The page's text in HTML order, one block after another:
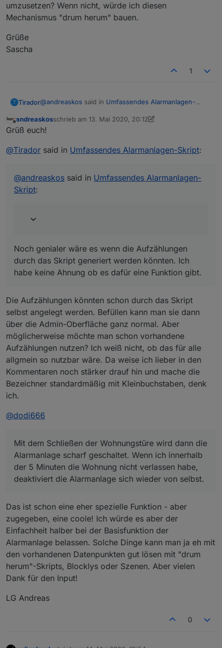
umzusetzen? Wenn nicht, würde ich diesen
Mechanismus "drum herum" bauen.
Grüße
Sascha
1
T Tirador@andreaskos said in Umfassendes Alarmanlagen-
Aufzählungen im Skript ändern auf:
Ich sollte diese Standard-Einstellungen vielleicht
Noch genialer wäre es wenn die Aufzählungen durch
das Skript generiert werden könnten. Ich habe keine
Offline
andreaskosschrieb am 13. Mai 2020, 20:12
zuletzt editiert von andreaskos
Grüß euch!
@Tirador said in Umfassendes Alarmanlagen-Skript:
@andreaskos said in Umfassendes Alarmanlagen-
Skript:
Noch genialer wäre es wenn die Aufzählungen
durch das Skript generiert werden könnten. Ich
habe keine Ahnung ob es dafür eine Funktion gibt.
Die Aufzählungen könnten schon durch das Skript
selbst angelegt werden. Befüllen kann man sie dann
über die Admin-Oberfläche ganz normal. Aber
möglicherweise möchte man schon vorhandene
Aufzählungen nutzen? Ich weiß nicht, ob das für alle
allgmein so nutzbar wäre. Da weise ich lieber in den
Kommentaren noch stärker drauf hin und mache die
Bezeichner standardmäßig mit Kleinbuchstaben, denk
ich.
@dodi666
Mit dem Schließen der Wohnungstüre wird dann die
Alarmanlage scharf geschaltet. Wenn ich innerhalb
der 5 Minuten die Wohnung nicht verlassen habe,
deaktiviert die Alarmanlage sich wieder von selbst.
Das ist schon eine eher spezielle Funktion - aber
zugegeben, eine coole! Ich würde es aber der
Einfachheit halber bei der Basisfunktion der
Alarmanlage belassen. Solche Dinge kann man ja eh mit
den vorhandenen Datenpunkten gut lösen mit "drum
herum"-Skripts, Blocklys oder Szenen. Aber vielen
Dank für den Input!
LG Andreas
0